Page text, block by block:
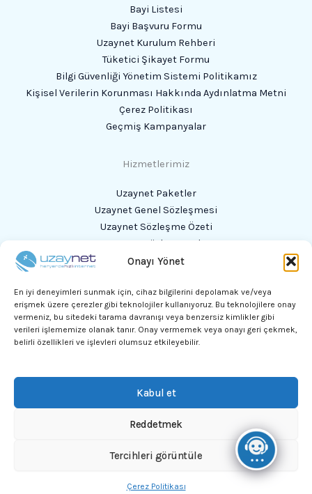
Onayı Yönet
En iyi deneyimleri sunmak için, cihaz bilgilerini depolamak ve/veya
erişmek üzere çerezler gibi teknolojiler kullanıyoruz. Bu teknolojilere onay
vermeniz, bu sitedeki tarama davranışı veya benzersiz kimlikler gibi
verileri işlememize olanak tanır. Onay vermemek veya onayı geri çekmek,
belirli özellikleri ve işlevleri olumsuz etkileyebilir.
Kabul et
Reddetmek
Tercihleri ​​görüntüle
Çerez Politikası
Bayi Listesi
Bayi Başvuru Formu
Uzaynet Kurulum Rehberi
Tüketici Şikayet Formu
Bilgi Güvenliği Yönetim Sistemi Politikamız
Kişisel Verilerin Korunması Hakkında Aydınlatma Metni
Çerez Politikası
Geçmiş Kampanyalar
Hizmetlerimiz
Uzaynet Paketler
Uzaynet Genel Sözleşmesi
Uzaynet Sözleşme Özeti
Uzaynet Sözleşme Ek 1
Standart Uydu Modem Arayüz Teknik Özellikleri
Güvenli İnternet Hizmeti (GİH)
Adres
Bizi arayın:0800 603 00 00
Copyright © 2026 Uzaynet All rights reserved.